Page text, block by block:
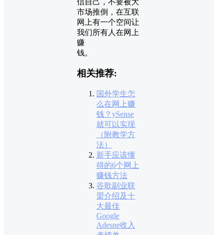
市场推倒，在互联
网上有一个空间让
我们所有人在网上
赚
钱。
相关推荐:
国外学生怎
么在网上赚
钱？ySense
就可以实现
（附教学方
法）
新手应该懂
得的6个网上
赚钱方法
谷歌副业联
盟介绍及十
大最佳
Google
Adesne收入